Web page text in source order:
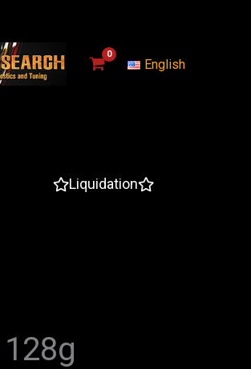
English
Liquidation